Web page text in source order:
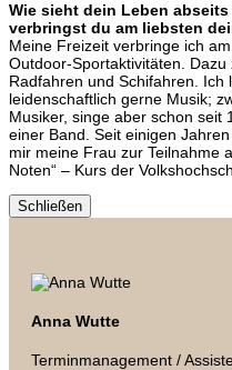
Wie sieht dein Leben
verbringst du am liebsten
Meine Freizeit verbringe ich
Outdoor-Sportaktivitäten. Dazu
Radfahren und Schifahren. Ich
leidenschaftlich gerne Musik;
Musiker, singe aber schon seit
einer Band. Seit einigen
mir meine Frau zur Teilnahme
Noten“ – Kurs der
Schließen
Anna Wutte
Terminmanagement /